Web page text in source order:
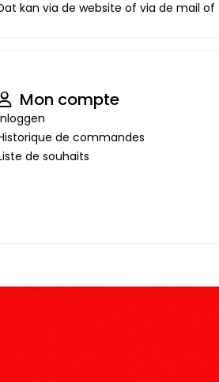
kan via de website of via de mail of
Mon compte
de commandes
de souhaits